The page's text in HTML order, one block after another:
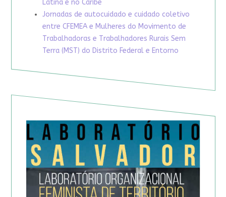
Latina e no Caribe
Jornadas de autocuidado e cuidado coletivo
entre CFEMEA e Mulheres do Movimento de
Trabalhadoras e Trabalhadores Rurais Sem
Terra (MST) do Distrito Federal e Entorno